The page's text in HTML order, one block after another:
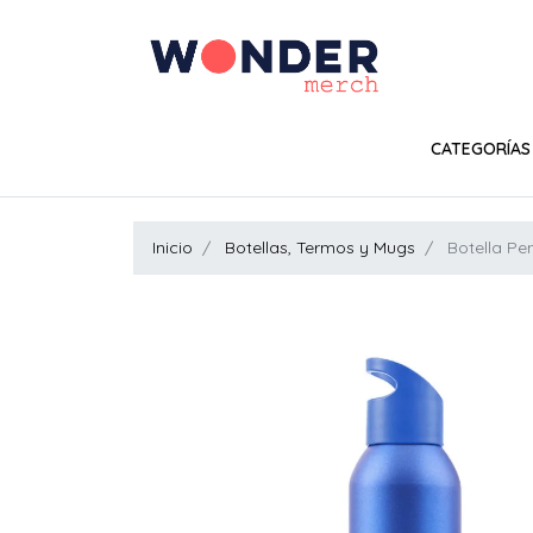
CATEGORÍAS
Inicio Botellas, Termos y Mugs Botella